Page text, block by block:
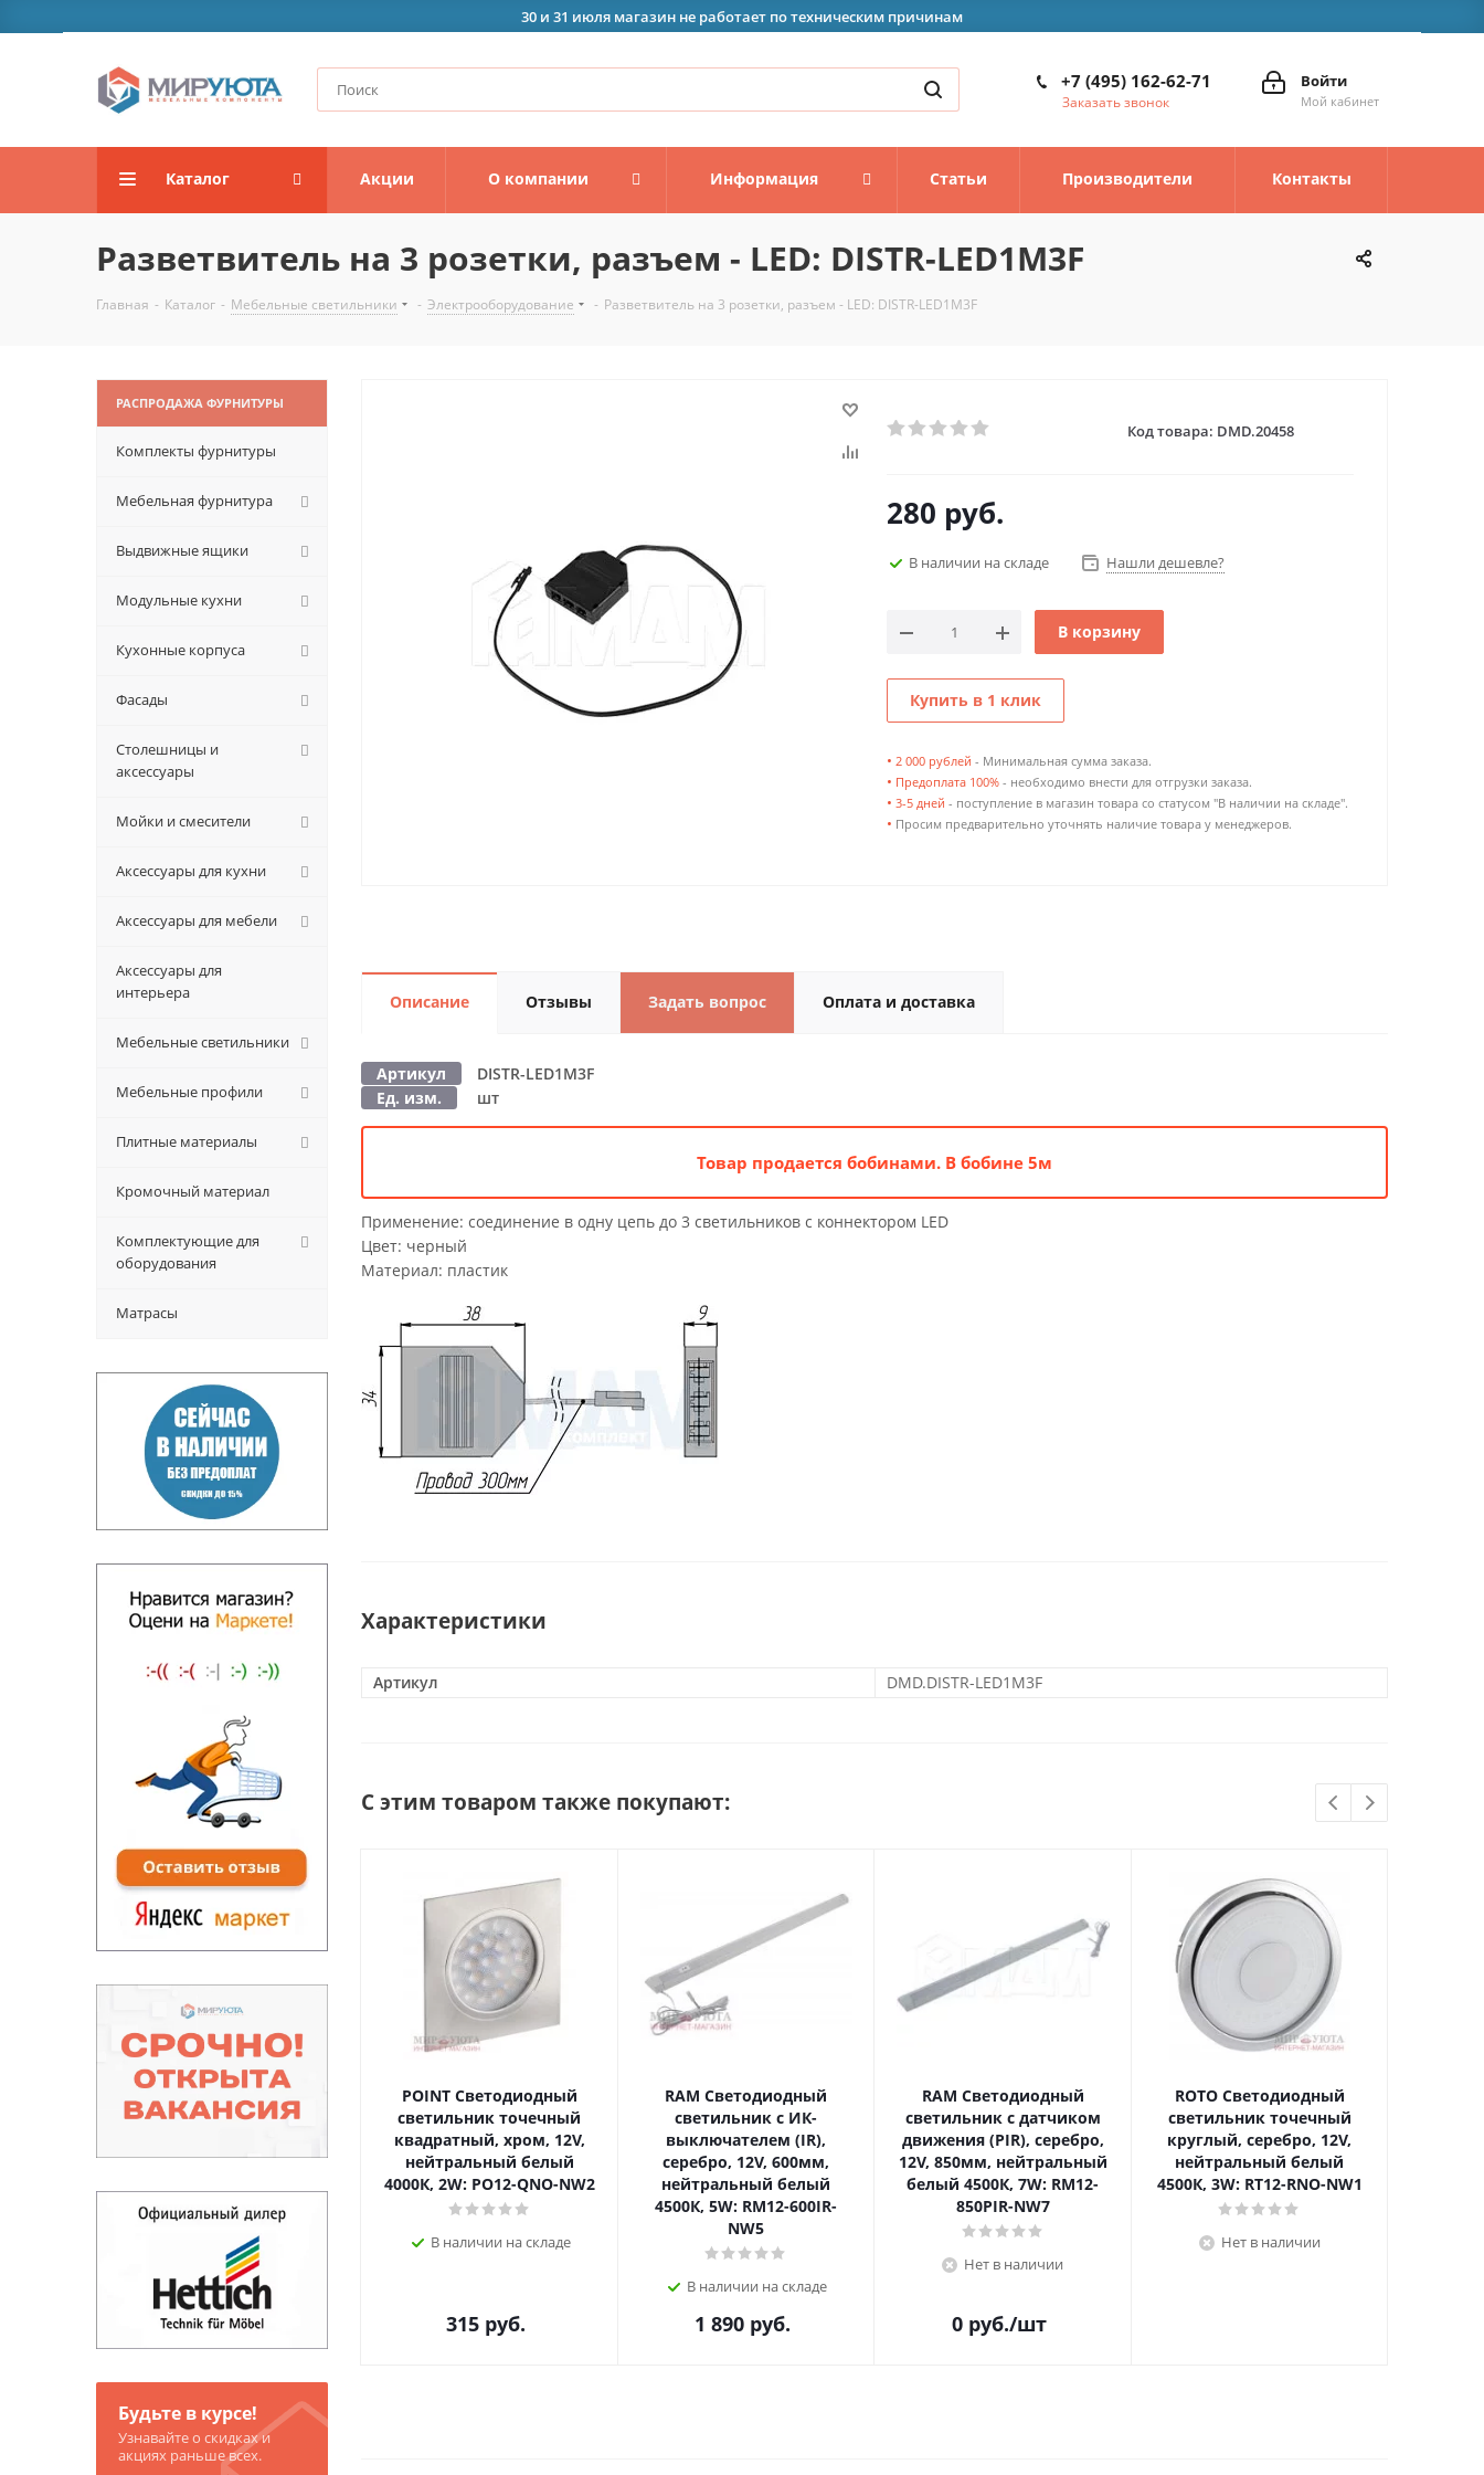
30 и 31 июля магазин не работает по техническим причинам
Войти
Мой кабинет
+7 (495) 162-62-71
Заказать звонок
Каталог Акции О компании Информация Статьи Производители Контакты
Разветвитель на 3 розетки, разъем - LED: DISTR-LED1M3F
Главная - Каталог - Мебельные светильники - Электрооборудование - Разветвитель на 3 розетки, разъем - LED: DISTR-LED1M3F
Код товара: DMD.20458
280 руб.
В наличии на складе Нашли дешевле?
В корзину
Купить в 1 клик
• 2 000 рублей - Минимальная сумма заказа.
• Предоплата 100% - необходимо внести для отгрузки заказа.
• 3-5 дней - поступление в магазин товара со статусом "В наличии на складе".
• Просим предварительно уточнять наличие товара у менеджеров.
Описание Отзывы Задать вопрос Оплата и доставка
Артикул
DISTR-LED1M3F
Ед. изм.
шт
Товар продается бобинами. В бобине 5м
Применение: соединение в одну цепь до 3 светильников с коннектором LED
Цвет: черный
Материал: пластик
Характеристики
Артикул DMD.DISTR-LED1M3F
С этим товаром также покупают:
POINT Cветодиодный
светильник точечный
квадратный, хром, 12V,
нейтральный белый
4000К, 2W: PO12-QNO-NW2
В наличии на складе
315руб.
RAM Светодиодный
светильник с ИК-
выключателем (IR),
серебро, 12V, 600мм,
нейтральный белый
4500К, 5W: RM12-600IR-
NW5
В наличии на складе
1 890руб.
RAM Светодиодный
светильник с датчиком
движения (PIR), серебро,
12V, 850мм, нейтральный
белый 4500К, 7W: RM12-
850PIR-NW7
Нет в наличии
0руб./шт
ROTO Светодиодный
светильник точечный
круглый, серебро, 12V,
нейтральный белый
4500К, 3W: RT12-RNO-NW1
Нет в наличии
РАСПРОДАЖА ФУРНИТУРЫ
Комплекты фурнитуры
Мебельная фурнитура
Выдвижные ящики
Модульные кухни
Кухонные корпуса
Фасады
Столешницы и
аксессуары
Мойки и смесители
Аксессуары для кухни
Аксессуары для мебели
Аксессуары для
интерьера
Мебельные светильники
Мебельные профили
Плитные материалы
Кромочный материал
Комплектующие для
оборудования
Матрасы
Будьте в курсе!
Узнавайте о скидках и
акциях раньше всех.